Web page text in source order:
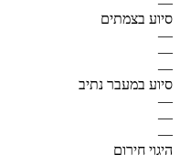
סיוע בצמתים
—
—
—
סיוע במעבר נתיב
—
—
—
היגוי חירום